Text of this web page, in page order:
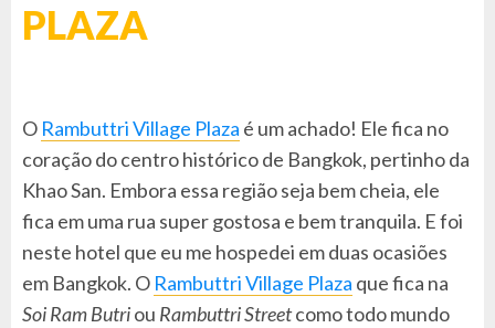
PLAZA
O Rambuttri Village Plaza é um achado! Ele fica no
coração do centro histórico de Bangkok, pertinho da
Khao San. Embora essa região seja bem cheia, ele
fica em uma rua super gostosa e bem tranquila. E foi
neste hotel que eu me hospedei em duas ocasiões
em Bangkok. O Rambuttri Village Plaza que fica na
Soi Ram Butriou Rambuttri Streetcomo todo mundo